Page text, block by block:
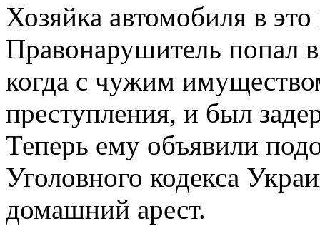
Хозяйка автомобиля в
Правонарушитель попал
когда с чужим
преступления, и был
Теперь ему объявили
Уголовного кодекса
домашний арест.